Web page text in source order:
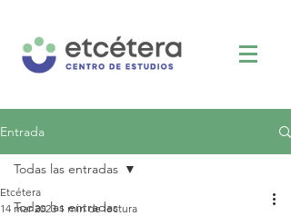
Entrada
Todas las entradas
Todas las entradas
Etcétera
14 mar 2023 1 min de lectura